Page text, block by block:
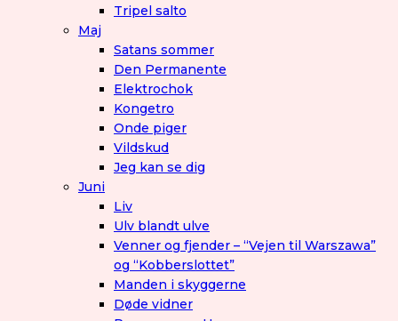
Tripel salto
Maj
Satans sommer
Den Permanente
Elektrochok
Kongetro
Onde piger
Vildskud
Jeg kan se dig
Juni
Liv
Ulv blandt ulve
Venner og fjender – “Vejen til Warszawa”
og “Kobberslottet”
Manden i skyggerne
Døde vidner